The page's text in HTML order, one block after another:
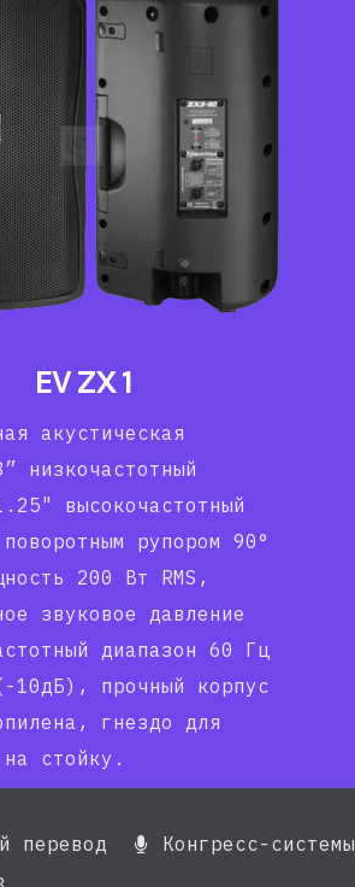
EV ZX 1
акустическая
низкочастотный
высокочастотный
рупором 90°
200 Вт RMS,
звуковое давление
диапазон 60 Гц
прочный корпус
гнездо для
стойку.
перевод  Конгресс-системы